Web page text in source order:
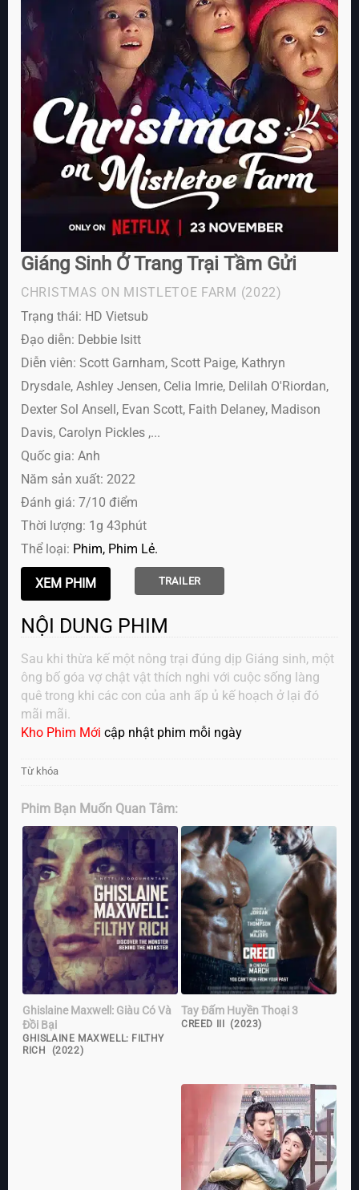
Giáng Sinh Ở Trang Trại Tầm Gửi
CHRISTMAS ON MISTLETOE FARM (2022)
Trạng thái: HD Vietsub
Đạo diễn: Debbie Isitt
Diễn viên: Scott Garnham, Scott Paige, Kathryn
Drysdale, Ashley Jensen, Celia Imrie, Delilah O'Riordan,
Dexter Sol Ansell, Evan Scott, Faith Delaney, Madison
Davis, Carolyn Pickles ,...
Quốc gia: Anh
Năm sản xuất: 2022
Đánh giá: 7/10 điểm
Thời lượng: 1g 43phút
Thể loại: Phim Phim Lẻ
TRAILER
NỘI DUNG PHIM
Sau khi thừa kế một nông trại đúng dịp Giáng sinh, một
ông bố góa vợ chật vật thích nghi với cuộc sống làng
quê trong khi các con của anh ấp ủ kế hoạch ở lại đó
mãi mãi.
Kho Phim Mới cập nhật phim mỗi ngày
Từ khóa
Phim Bạn Muốn Quan Tâm:
Ghislaine Maxwell: Giàu Có Và
Đồi Bại
GHISLAINE MAXWELL: FILTHY
RICH (2022)
Tay Đấm Huyền Thoại 3
CREED III (2023)